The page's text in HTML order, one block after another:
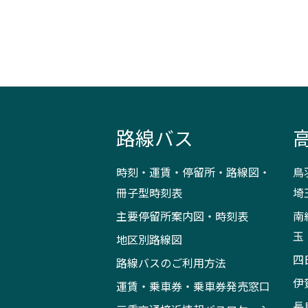
路線バス
時刻・運賃・停留所・路線図・
冊子型時刻表
主要停留所案内図・時刻表
地区別路線図
路線バスのご利用方法
運賃・乗車券・乗車券発売窓口
鳥
埼
南
玉
四
伊